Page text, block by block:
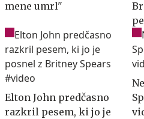
mene umrl"
Elton John predčasno
razkril pesem, ki jo je